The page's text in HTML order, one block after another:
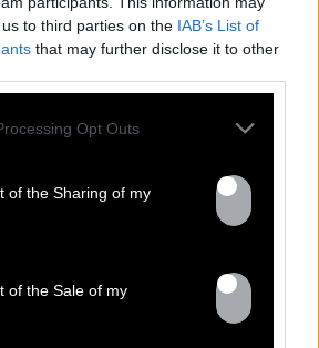
to third parties on the IAB’s List of
that may further disclose it to other
Opt Outs
of the Sharing of my
of the Sale of my
NEWS